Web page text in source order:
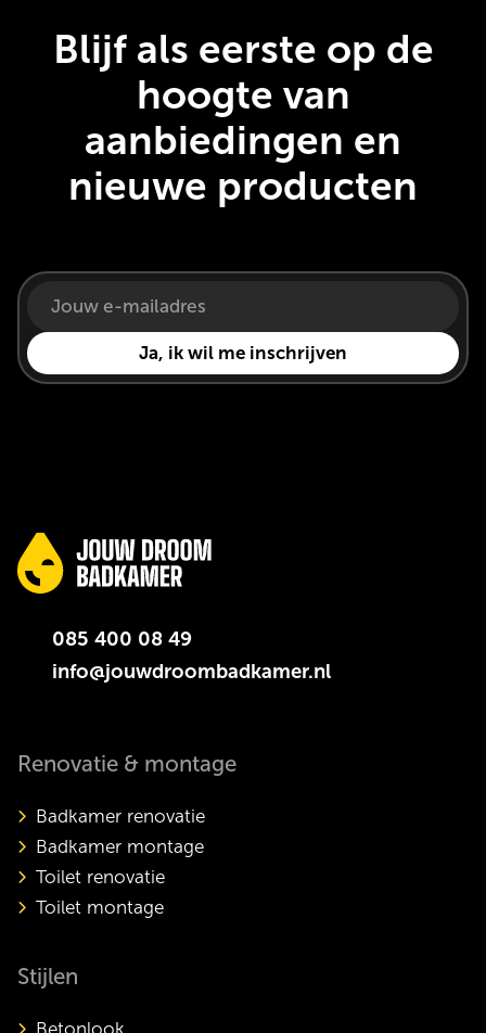
Blijf als eerste op de
hoogte van
aanbiedingen en
nieuwe producten
085 400 08 49
info@jouwdroombadkamer.nl
Renovatie & montage
Badkamer renovatie
Badkamer montage
Toilet renovatie
Toilet montage
Stijlen